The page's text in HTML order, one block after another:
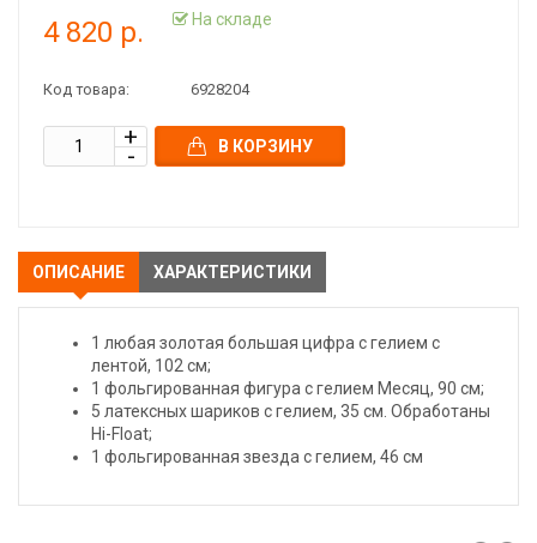
4 820 р. На складе
Код товара: 6928204
В КОРЗИНУ
ОПИСАНИЕ ХАРАКТЕРИСТИКИ
1 любая золотая большая цифра с гелием с
лентой, 102 см;
1 фольгированная фигура с гелием Месяц, 90 см;
5 латексных шариков с гелием, 35 см. Обработаны
Hi-Float;
1 фольгированная звезда с гелием, 46 см